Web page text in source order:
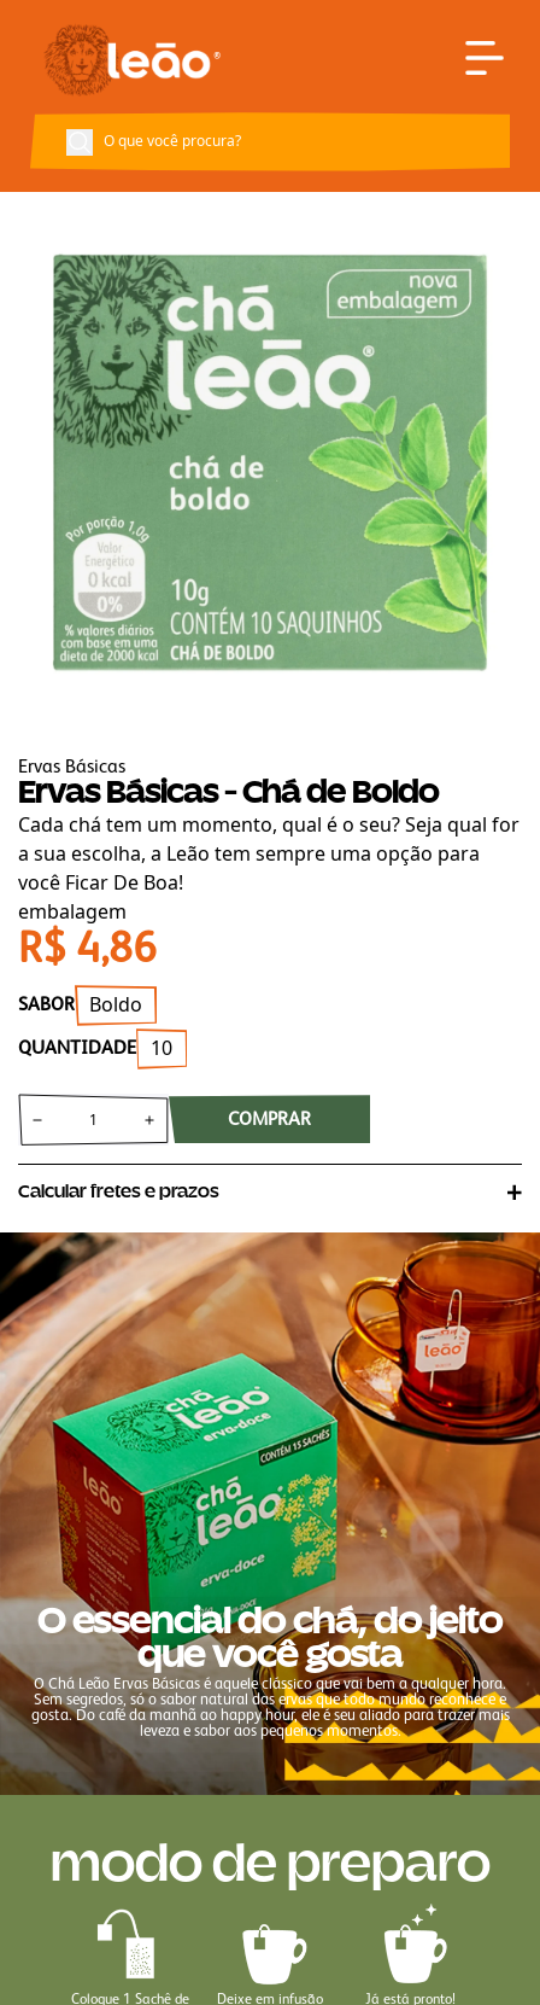
Voltar à página inicial
Ervas Básicas
Ervas Básicas - Chá de Boldo
Cada chá tem um momento, qual é o seu? Seja qual for
a sua escolha, a Leão tem sempre uma opção para
você Ficar De Boa!
embalagem
R$ 4,86
SABOR Boldo
QUANTIDADE 10
COMPRAR
Calcular fretes e prazos
O essencial do chá, do jeito
que você gosta
O Chá Leão Ervas Básicas é aquele clássico que vai bem a qualquer hora.
Sem segredos, só o sabor natural das ervas que todo mundo reconhece e
gosta. Do café da manhã ao happy hour, ele é seu aliado para trazer mais
leveza e sabor aos pequenos momentos.
modo de preparo
Coloque 1 Sachê de
Deixe em infusão
Já está pronto!